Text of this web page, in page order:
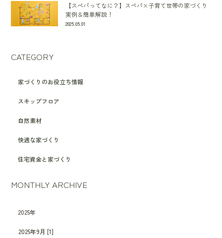
【スぺパってなに？】スペパ×子育て世帯の家づくり
実例＆簡単解説！
2025.05.01
CATEGORY
家づくりのお役立ち情報
スキップフロア
自然素材
快適な家づくり
住宅資金と家づくり
MONTHLY ARCHIVE
2025年
2025年9月 [1]